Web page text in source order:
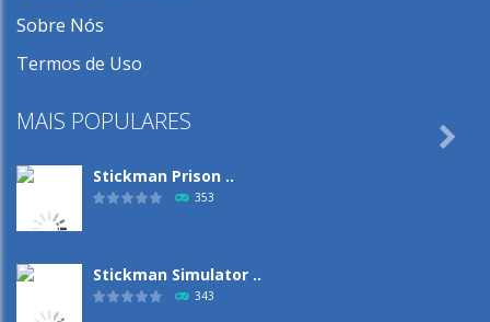
Sobre Nós
Termos de Uso
MAIS POPULARES
Stickman Prison ..
353
Stickman Simulator ..
343
